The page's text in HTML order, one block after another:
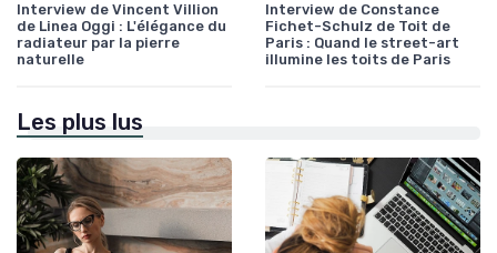
Interview de Vincent Villion
de Linea Oggi : L'élégance du
radiateur par la pierre
naturelle
Interview de Constance
Fichet-Schulz de Toit de
Paris : Quand le street-art
illumine les toits de Paris
Les plus lus